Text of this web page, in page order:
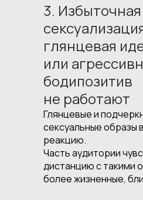
3. Избыточная
глянцевая
или
бодипозитив
не работают
Глянцевые и
сексуальные образы
реакцию.
Часть аудитории
дистанцию с такими
более жизненные,